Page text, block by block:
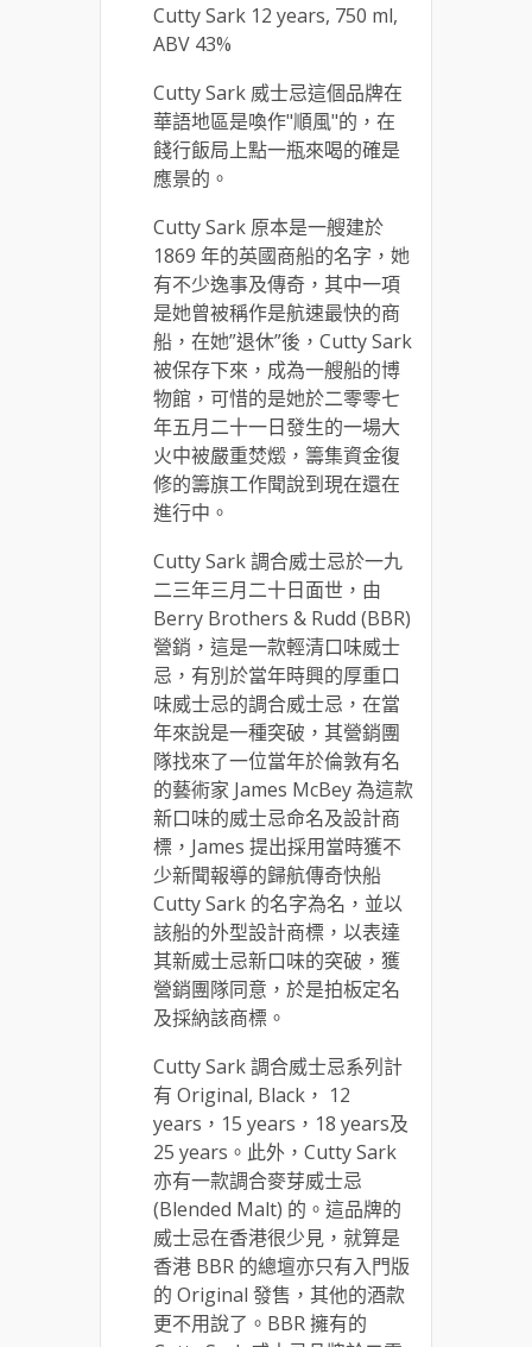
Cutty Sark 12 years, 750 ml,
ABV 43%
Cutty Sark 威士忌這個品牌在
華語地區是喚作"順風"的，在
餞行飯局上點一瓶來喝的確是
應景的。
Cutty Sark 原本是一艘建於
1869 年的英國商船的名字，她
有不少逸事及傳奇，其中一項
是她曾被稱作是航速最快的商
船，在她”退休”後，Cutty Sark
被保存下來，成為一艘船的博
物館，可惜的是她於二零零七
年五月二十一日發生的一場大
火中被嚴重焚燬，籌集資金復
修的籌旗工作聞說到現在還在
進行中。
Cutty Sark 調合威士忌於一九
二三年三月二十日面世，由
Berry Brothers & Rudd (BBR)
營銷，這是一款輕清口味威士
忌，有別於當年時興的厚重口
味威士忌的調合威士忌，在當
年來說是一種突破，其營銷團
隊找來了一位當年於倫敦有名
的藝術家 James McBey 為這款
新口味的威士忌命名及設計商
標，James 提出採用當時獲不
少新聞報導的歸航傳奇快船
Cutty Sark 的名字為名，並以
該船的外型設計商標，以表達
其新威士忌新口味的突破，獲
營銷團隊同意，於是拍板定名
及採納該商標。
Cutty Sark 調合威士忌系列計
有 Original, Black， 12
years，15 years，18 years及
25 years。此外，Cutty Sark
亦有一款調合麥芽威士忌
(Blended Malt) 的。這品牌的
威士忌在香港很少見，就算是
香港 BBR 的總壇亦只有入門版
的 Original 發售，其他的酒款
更不用說了。BBR 擁有的